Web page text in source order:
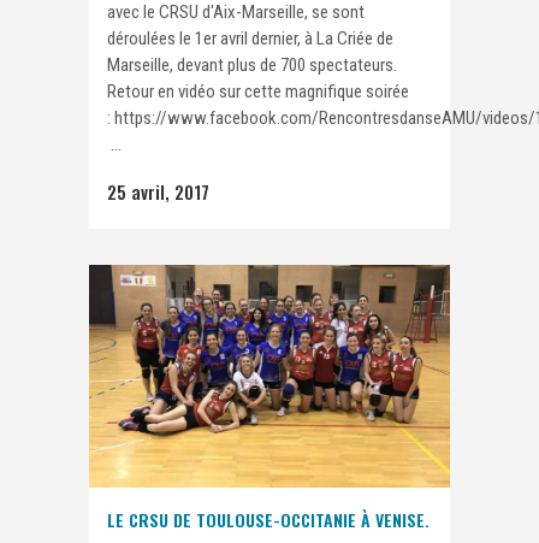
avec le CRSU d'Aix-Marseille, se sont
déroulées le 1er avril dernier, à La Criée de
Marseille, devant plus de 700 spectateurs.
Retour en vidéo sur cette magnifique soirée
: https://www.facebook.com/RencontresdanseAMU/videos/
...
25 avril, 2017
LE CRSU DE TOULOUSE-OCCITANIE À VENISE.